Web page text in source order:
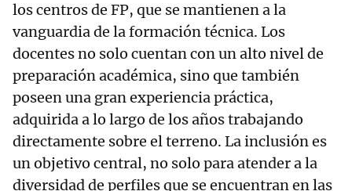
los centros de FP, que se mantienen a la
vanguardia de la formación técnica. Los
docentes no solo cuentan con un alto nivel de
preparación académica, sino que también
poseen una gran experiencia práctica,
adquirida a lo largo de los años trabajando
directamente sobre el terreno. La inclusión es
un objetivo central, no solo para atender a la
diversidad de perfiles que se encuentran en las